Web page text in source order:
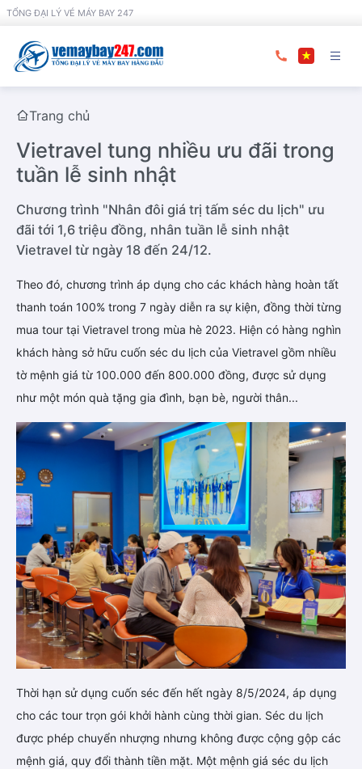
TỔNG ĐẠI LÝ VÉ MÁY BAY 247
Trang chủ
Vietravel tung nhiều ưu đãi trong
tuần lễ sinh nhật
Chương trình "Nhân đôi giá trị tấm séc du lịch" ưu
đãi tới 1,6 triệu đồng, nhân tuần lễ sinh nhật
Vietravel từ ngày 18 đến 24/12.
Theo đó, chương trình áp dụng cho các khách hàng hoàn tất
thanh toán 100% trong 7 ngày diễn ra sự kiện, đồng thời từng
mua tour tại Vietravel trong mùa hè 2023. Hiện có hàng nghìn
khách hàng sở hữu cuốn séc du lịch của Vietravel gồm nhiều
tờ mệnh giá từ 100.000 đến 800.000 đồng, được sử dụng
như một món quà tặng gia đình, bạn bè, người thân...
Thời hạn sử dụng cuốn séc đến hết ngày 8/5/2024, áp dụng
cho các tour trọn gói khởi hành cùng thời gian. Séc du lịch
được phép chuyển nhượng nhưng không được cộng gộp các
mệnh giá, quy đổi thành tiền mặt. Một mệnh giá séc du lịch